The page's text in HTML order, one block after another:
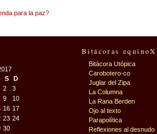
para la paz?
S D
2
3
9
10
16 17
23 24
30
Bitácoras
Bitácora Utópica
Carobotero-co
Juglar del Zipa
La Columna
La Rana Berden
Ojo al texto
Parapolítica
Reflexiones al desnudo